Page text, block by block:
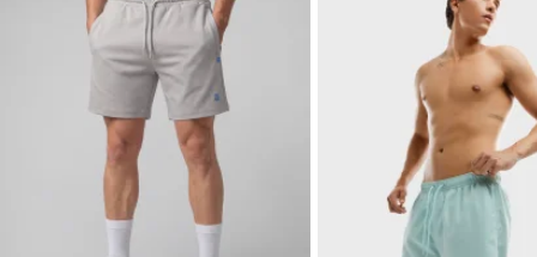
Prueba tu talla desde casa con tranquilidad: tienes 30 días
a partir de la fecha de entrega para solicitar tu devolución.
Podrás devolver un producto de forma fácil y rápida, desde
tu pedido en tu cuenta de usuario.
Devolución al método de pago original Desde$9.95